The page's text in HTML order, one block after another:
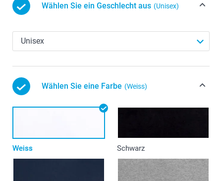
Wählen Sie ein Geschlecht aus (Unisex)
Wählen Sie eine Farbe (Weiss)
Weiss Schwarz